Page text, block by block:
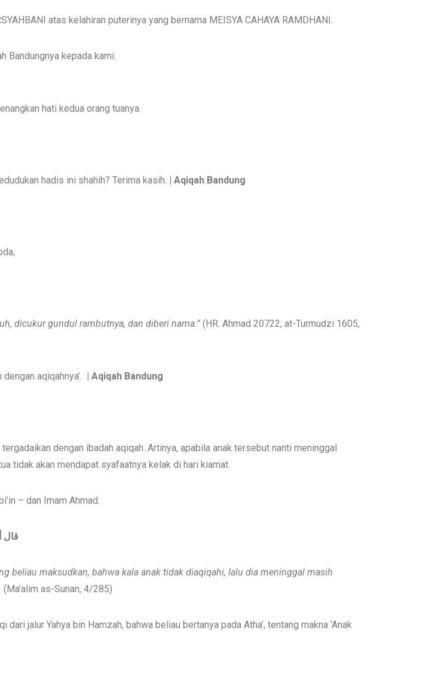
atas kelahiran puterinya yang bernama MEISYA CAHAYA RAMDHANI.
Bandungnya kepada kami.
hati kedua orang tuanya.
hadis ini shahih? Terima kasih. | Aqiqah Bandung
dicukur gundul rambutnya, dan diberi nama.” (HR. Ahmad 20722, at-Turmudzi 1605,
aqiqahnya’. | Aqiqah Bandung
dengan ibadah aqiqah. Artinya, apabila anak tersebut nanti meninggal
tidak akan mendapat syafaatnya kelak di hari kiamat.
– dan Imam Ahmad.
قال
beliau maksudkan, bahwa kala anak tidak diaqiqahi, lalu dia meninggal masih
(Ma’alim as-Sunan, 4/285)
jalur Yahya bin Hamzah, bahwa beliau bertanya pada Atha’, tentang makna ‘Anak